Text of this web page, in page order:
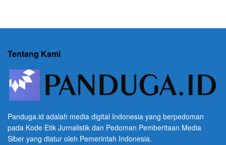
Tentang Kami
Panduga.id adalah media digital Indonesia yang berpedoman
pada Kode Etik Jurnalistik dan Pedoman Pemberitaan Media
Siber yang diatur oleh Pemerintah Indonesia.